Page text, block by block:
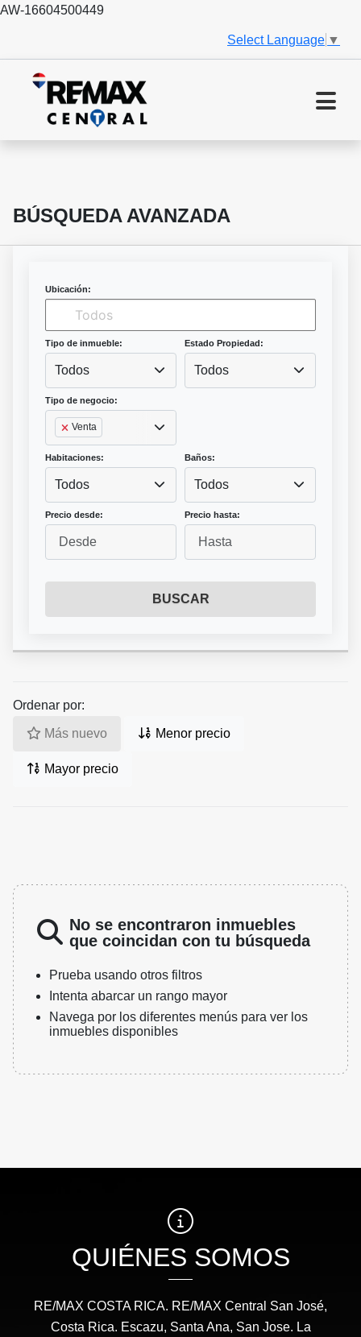
AW-16604500449
Select Language ▼
BÚSQUEDA AVANZADA
Ubicación:
Tipo de inmueble:
Todos
Estado Propiedad:
Todos
Tipo de negocio:
Venta
Habitaciones:
Todos
Baños:
Todos
Precio desde: Precio hasta:
BUSCAR
Ordenar por:
Más nuevo Menor precio
Mayor precio
No se encontraron inmuebles
que coincidan con tu búsqueda
Prueba usando otros filtros
Intenta abarcar un rango mayor
Navega por los diferentes menús para ver los
inmuebles disponibles
QUIÉNES SOMOS
RE/MAX COSTA RICA. RE/MAX Central San José,
Costa Rica. Escazu, Santa Ana, San Jose. La